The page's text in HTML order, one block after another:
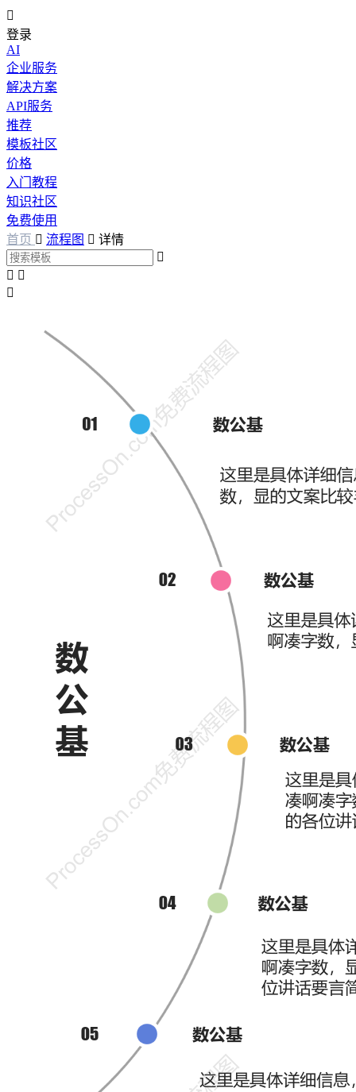

登录
AI
企业服务
解决方案
API服务
推荐
模板社区
价格
入门教程
知识社区
免费使用
首页  流程图  详情

 
